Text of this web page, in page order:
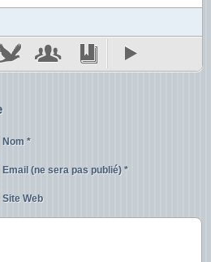
Nom *
Email (ne sera pas publié) *
Site Web